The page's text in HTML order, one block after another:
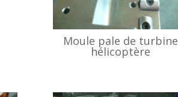
Moule pale de turbine
hélicoptère